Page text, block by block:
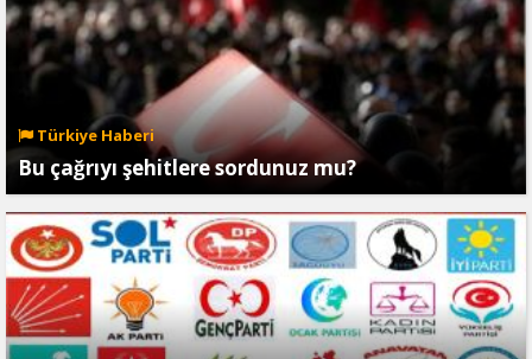
Türkiye Haberi
Bu çağrıyı şehitlere sordunuz mu?